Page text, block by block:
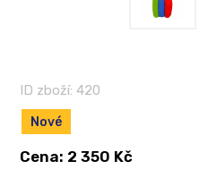
ID zboží: 420
Nové
Cena: 2 350 Kč